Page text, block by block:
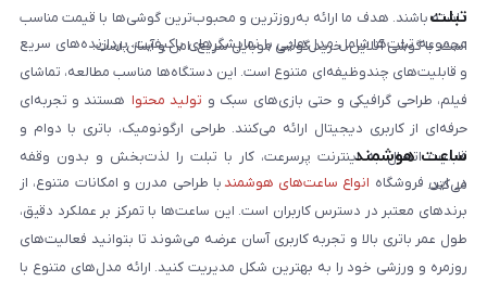
داشته باشند. هدف ما ارائه به‌روزترین و محبوب‌ترین گوشی‌ها با قیمت مناسب
است. با گوشی آنلاین، خرید گوشی موبایل سریع، امن و آسان است.
تبلت
مجموعه تبلت‌ها شامل مدل‌هایی با نمایشگرهای باکیفیت، پردازنده‌های سریع
و قابلیت‌های چندوظیفه‌ای متنوع است. این دستگاه‌ها مناسب مطالعه، تماشای
فیلم، طراحی گرافیکی و حتی بازی‌های سبک و تولید محتوا هستند و تجربه‌ای
حرفه‌ای از کاربری دیجیتال ارائه می‌کنند. طراحی ارگونومیک، باتری با دوام و
قابلیت اتصال به اینترنت پرسرعت، کار با تبلت را لذت‌بخش و بدون وقفه
می‌کند.
ساعت هوشمند
در این فروشگاه انواع ساعت‌های هوشمند با طراحی مدرن و امکانات متنوع، از
برندهای معتبر در دسترس کاربران است. این ساعت‌ها با تمرکز بر عملکرد دقیق،
طول عمر باتری بالا و تجربه کاربری آسان عرضه می‌شوند تا بتوانید فعالیت‌های
روزمره و ورزشی خود را به بهترین شکل مدیریت کنید. ارائه مدل‌های متنوع با